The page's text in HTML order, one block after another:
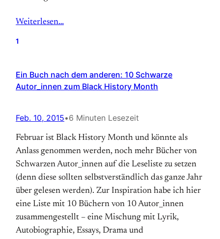
Weiterlesen…
1
Ein Buch nach dem anderen: 10 Schwarze
Autor_innen zum Black History Month
Feb. 10, 2015•6 Minuten Lesezeit
Februar ist Black History Month und könnte als
Anlass genommen werden, noch mehr Bücher von
Schwarzen Autor_innen auf die Leseliste zu setzen
(denn diese sollten selbstverständlich das ganze Jahr
über gelesen werden). Zur Inspiration habe ich hier
eine Liste mit 10 Büchern von 10 Autor_innen
zusammengestellt – eine Mischung mit Lyrik,
Autobiographie, Essays, Drama und